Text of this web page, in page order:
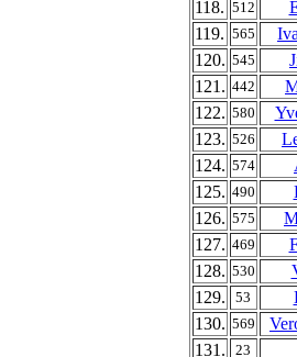
118. 512
119. 565
120. 545
121. 442
122. 580
123. 526
124. 574
125. 490
126. 575
127. 469
128. 530
129.
53
130. 569
131.
23